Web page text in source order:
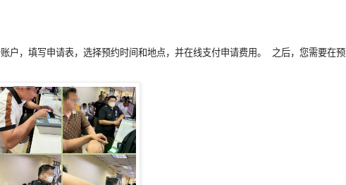
，填写申请表，选择预约时间和地点，并在线支付申请费用。 之后，您需要在